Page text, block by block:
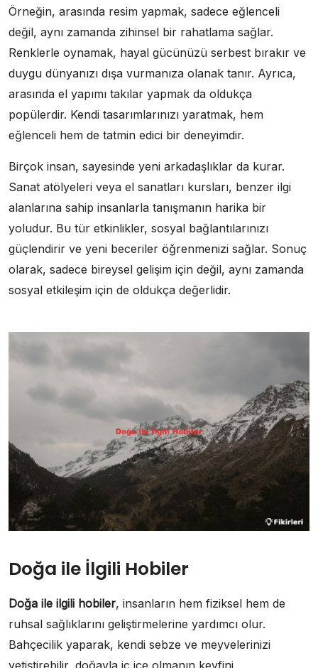
Örneğin, arasında resim yapmak, sadece eğlenceli
değil, aynı zamanda zihinsel bir rahatlama sağlar.
Renklerle oynamak, hayal gücünüzü serbest bırakır ve
duygu dünyanızı dışa vurmanıza olanak tanır. Ayrıca,
arasında el yapımı takılar yapmak da oldukça
popülerdir. Kendi tasarımlarınızı yaratmak, hem
eğlenceli hem de tatmin edici bir deneyimdir.
Birçok insan, sayesinde yeni arkadaşlıklar da kurar.
Sanat atölyeleri veya el sanatları kursları, benzer ilgi
alanlarına sahip insanlarla tanışmanın harika bir
yoludur. Bu tür etkinlikler, sosyal bağlantılarınızı
güçlendirir ve yeni beceriler öğrenmenizi sağlar. Sonuç
olarak, sadece bireysel gelişim için değil, aynı zamanda
sosyal etkileşim için de oldukça değerlidir.
Doğa ile İlgili Hobiler
Doğa ile ilgili hobiler, insanların hem fiziksel hem de
ruhsal sağlıklarını geliştirmelerine yardımcı olur.
Bahçecilik yaparak, kendi sebze ve meyvelerinizi